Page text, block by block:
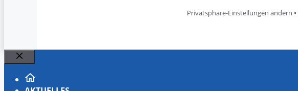
Privatsphäre-Einstellungen ändern •
Schließen